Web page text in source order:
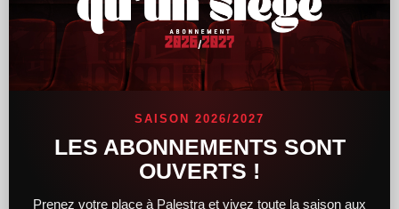
ACTUALITÉS
SAISON 2026/2027
LES ABONNEMENTS SONT
OUVERTS !
Prenez votre place à Palestra et vivez toute la saison aux